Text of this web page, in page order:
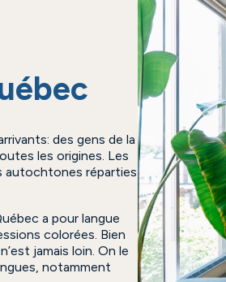
des gens de la
les origines. Les
autochtones réparties
a pour langue
colorées. Bien
jamais loin. On le
notamment